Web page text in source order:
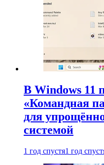
В Windows 11
«Командная
для
системой
1 год спустя1 год